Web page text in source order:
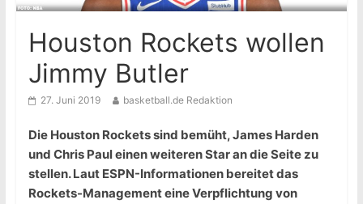
Houston Rockets wollen
Jimmy Butler
27. Juni 2019 basketball.de Redaktion
Die Houston Rockets sind bemüht, James Harden
und Chris Paul einen weiteren Star an die Seite zu
stellen. Laut ESPN-Informationen bereitet das
Rockets-Management eine Verpflichtung von